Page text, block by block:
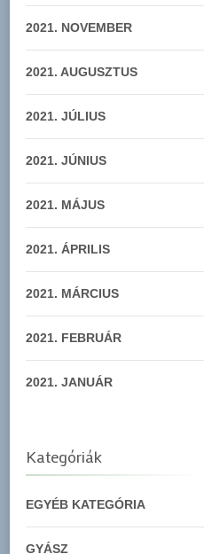
2021. NOVEMBER
2021. AUGUSZTUS
2021. JÚLIUS
2021. JÚNIUS
2021. MÁJUS
2021. ÁPRILIS
2021. MÁRCIUS
2021. FEBRUÁR
2021. JANUÁR
Kategóriák
EGYÉB KATEGÓRIA
GYÁSZ